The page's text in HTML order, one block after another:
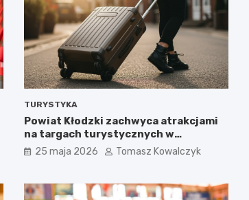
TURYSTYKA
Powiat Kłodzki zachwyca atrakcjami
na targach turystycznych w
Chorzowie
25 maja 2026 Tomasz Kowalczyk